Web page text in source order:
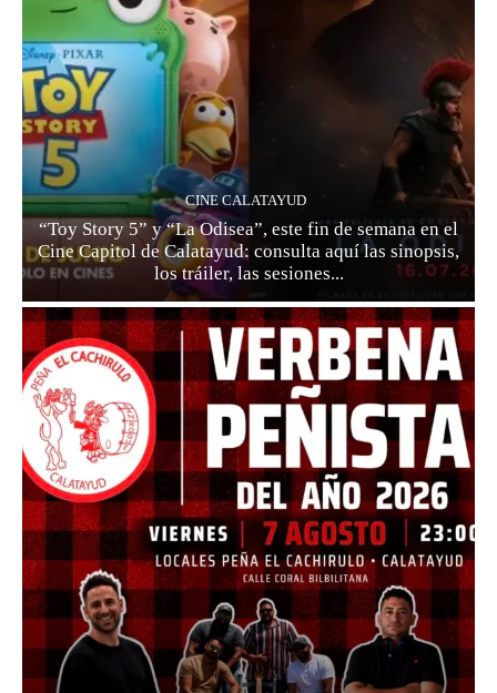
CINE CALATAYUD
“Toy Story 5” y “La Odisea”, este fin de semana en el
Cine Capitol de Calatayud: consulta aquí las sinopsis,
los tráiler, las sesiones...